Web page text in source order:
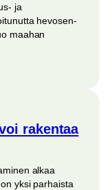
ja
hevosen-
maahan
rakentaa
alkaa
yksi parhaista